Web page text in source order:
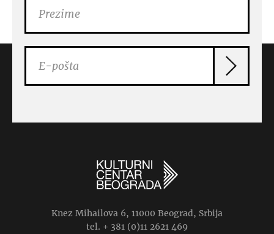
Knez Mihailova 6, 11000 Beograd, Srbija
tel. + 381 (0)11 2621 469